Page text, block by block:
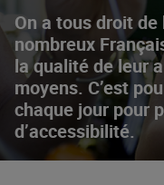
On a tous droit
nombreux
la qualité de leur
moyens. C’est
chaque jour pour
d’accessibilité.